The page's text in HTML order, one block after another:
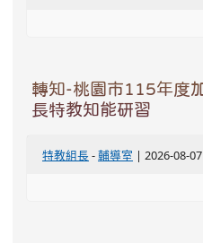
轉知-桃園市115年度
長特教知能研習
特教組長-輔導室 | 2026-08-